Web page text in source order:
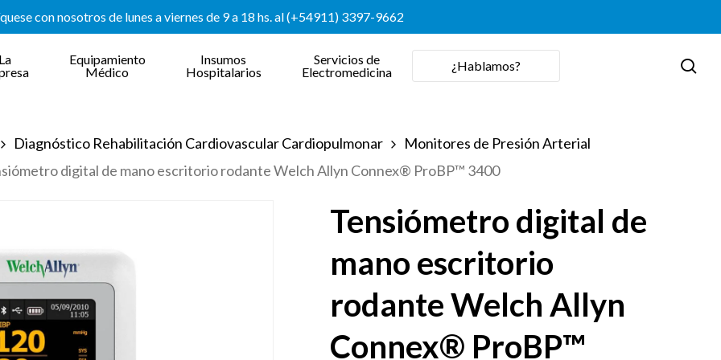
con nosotros de lunes a viernes de 9 a 18 hs. al (+54911) 3397-9662
La
Equipamiento
Médico
Insumos
Hospitalarios
Servicios de
Electromedicina
¿Hablamos?
Diagnóstico Rehabilitación Cardiovascular Cardiopulmonar
Monitores de Presión Arterial
digital de mano escritorio rodante Welch Allyn Connex® ProBP™ 3400
Tensiómetro digital de
mano escritorio
rodante Welch Allyn
Connex® ProBP™